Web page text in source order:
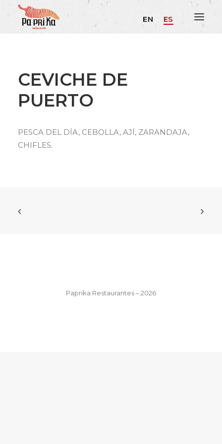
EN ES
CEVICHE DE
PUERTO
PESCA DEL DÍA, CEBOLLA, AJÍ, ZARANDAJA,
CHIFLES.
Paprika Restaurantes – 2026